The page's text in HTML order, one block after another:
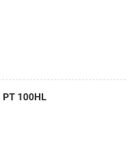
PT 100HL